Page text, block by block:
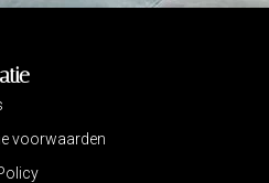
voorwaarden